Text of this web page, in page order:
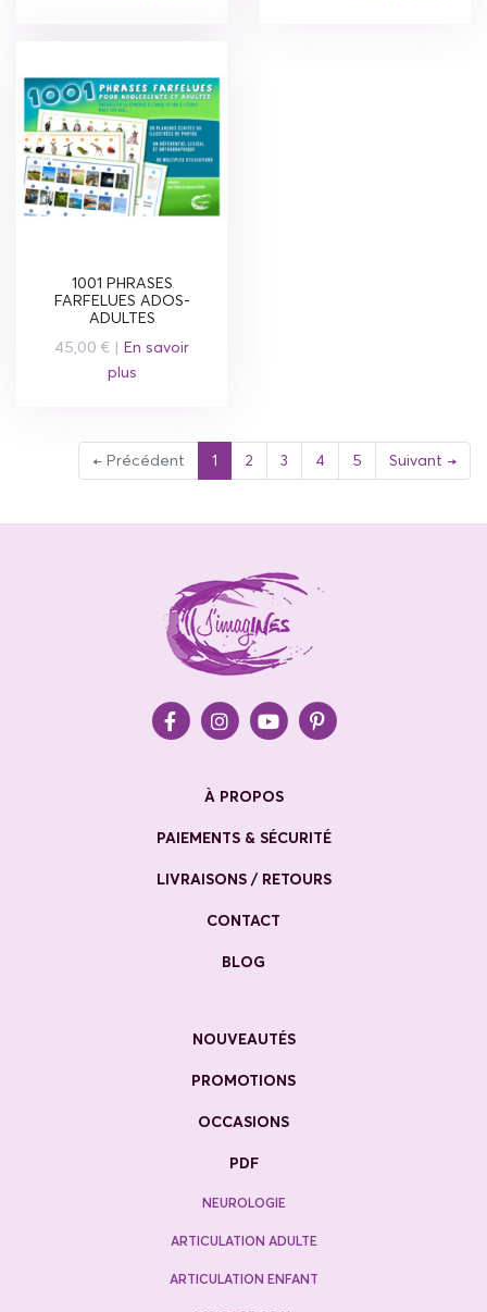
1001 PHRASES
FARFELUES ADOS-
ADULTES
45,00 € | En savoir
plus
← Précédent 1 (current)
2 3 4 5 Suivant →
À PROPOS
PAIEMENTS & SÉCURITÉ
LIVRAISONS / RETOURS
CONTACT
BLOG
NOUVEAUTÉS
PROMOTIONS
OCCASIONS
PDF
NEUROLOGIE
ARTICULATION ADULTE
ARTICULATION ENFANT